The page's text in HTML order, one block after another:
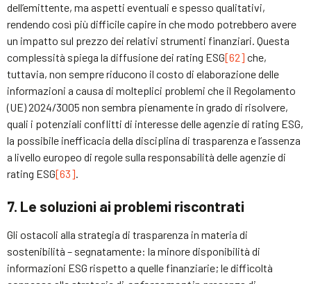
dell’emittente, ma aspetti eventuali e spesso qualitativi,
rendendo così più difficile capire in che modo potrebbero avere
un impatto sul prezzo dei relativi strumenti finanziari. Questa
complessità spiega la diffusione dei rating ESG[62] che,
tuttavia, non sempre riducono il costo di elaborazione delle
informazioni a causa di molteplici problemi che il Regolamento
(UE) 2024/3005 non sembra pienamente in grado di risolvere,
quali i potenziali conflitti di interesse delle agenzie di rating ESG,
la possibile inefficacia della disciplina di trasparenza e l’assenza
a livello europeo di regole sulla responsabilità delle agenzie di
rating ESG[63].
7. Le soluzioni ai problemi riscontrati
Gli ostacoli alla strategia di trasparenza in materia di
sostenibilità – segnatamente: la minore disponibilità di
informazioni ESG rispetto a quelle finanziarie; le difficoltà